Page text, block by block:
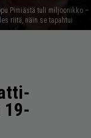
Pimiästä tuli miljoonikko
riitä, näin se tapahtui
19-